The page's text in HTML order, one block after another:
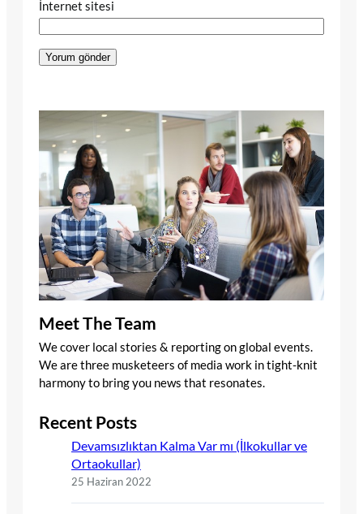
İnternet sitesi
Meet The Team
We cover local stories & reporting on global events.
We are three musketeers of media work in tight-knit
harmony to bring you news that resonates.
Recent Posts
Devamsızlıktan Kalma Var mı (İlkokullar ve
Ortaokullar)
25 Haziran 2022